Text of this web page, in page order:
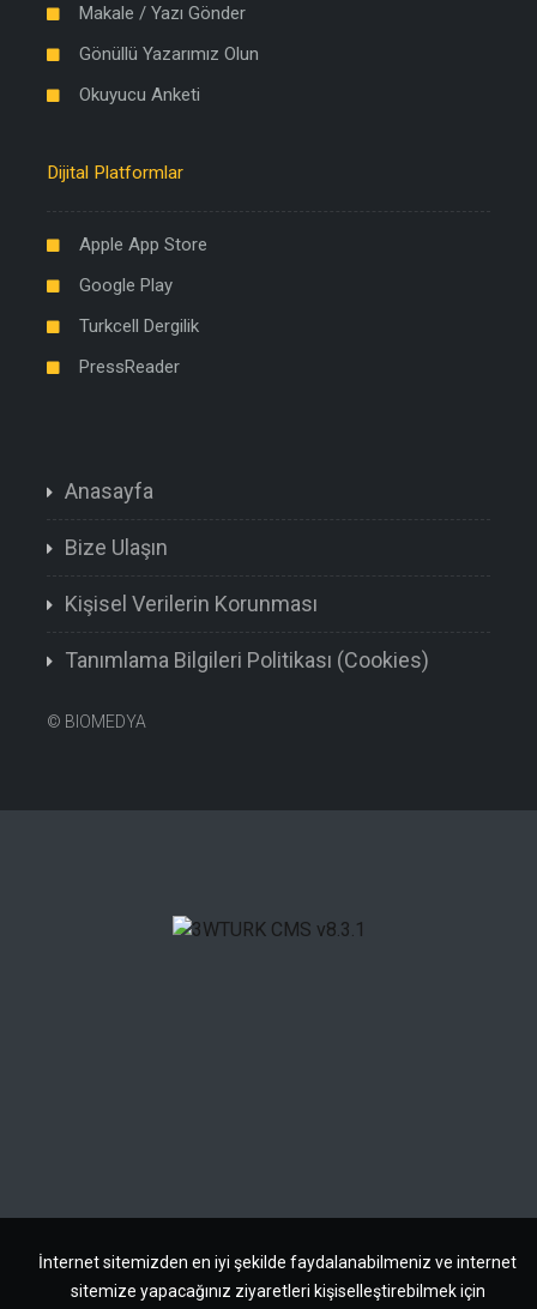
İnternet sitemizden en iyi şekilde faydalanabilmeniz ve internet
sitemize yapacağınız ziyaretleri kişiselleştirebilmek için
Makale / Yazı Gönder
Gönüllü Yazarımız Olun
Okuyucu Anketi
Dijital Platformlar
Apple App Store
Google Play
Turkcell Dergilik
PressReader
Anasayfa
Bize Ulaşın
Kişisel Verilerin Korunması
Tanımlama Bilgileri Politikası (Cookies)
© BIOMEDYA